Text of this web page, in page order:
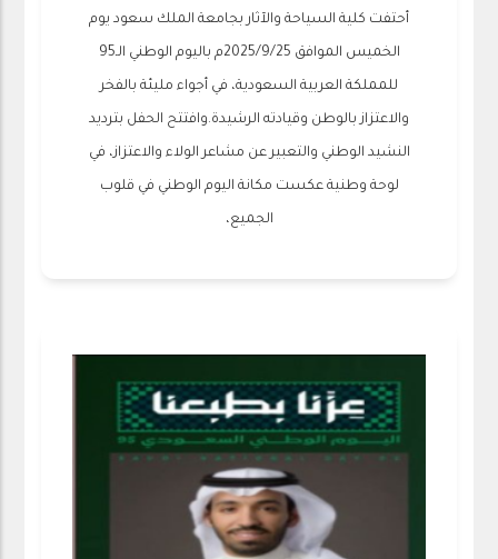
أحتفت كلية السياحة والآثار بجامعة الملك سعود يوم
الخميس الموافق 2025/9/25م باليوم الوطني الـ95
للمملكة العربية السعودية، في أجواء مليئة بالفخر
والاعتزاز بالوطن وقيادته الرشيدة.وافتتح الحفل بترديد
النشيد الوطني والتعبير عن مشاعر الولاء والاعتزاز، في
لوحة وطنية عكست مكانة اليوم الوطني في قلوب
الجميع،